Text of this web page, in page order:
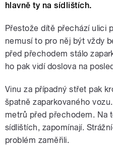
hlavně ty na sídlištích.
Přestože dítě přechází ulici
nemusí to pro něj být vždy
před přechodem stálo
ho pak vidí doslova na
Vinu za případný střet pak
špatně zaparkovaného
metrů před přechodem. Na
sídlištích, zapomínají.
problém zaměřili.